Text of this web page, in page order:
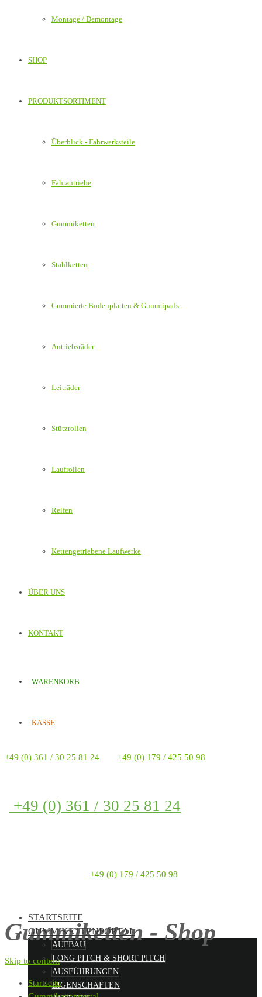
Montage / Demontage
SHOP
PRODUKTSORTIMENT
Überblick - Fahrwerksteile
Fahrantriebe
Gummiketten
Stahlketten
Gummierte Bodenplatten & Gummipads
Antriebsräder
Leiträder
Stützrollen
Laufrollen
Reifen
Kettengetriebene Laufwerke
ÜBER UNS
KONTAKT
WARENKORB
KASSE
+49 (0) 361 / 30 25 81 24 +49 (0) 179 / 425 50 98
+49 (0) 361 / 30 25 81 24
+49 (0) 179 / 425 50 98
Gummiketten - Shop
STARTSEITE
GUMMIKETTENPORTAL
AUFBAU
LONG PITCH & SHORT PITCH
AUSFÜHRUNGEN
EIGENSCHAFTEN
Skip to content
Startseite